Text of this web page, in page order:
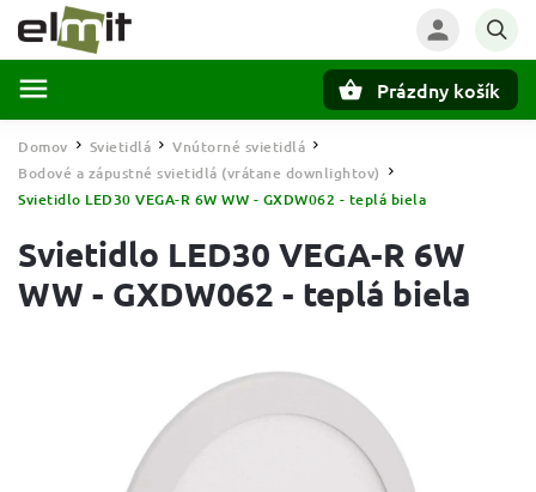
Prázdny košík
Domov / Svietidlá / Vnútorné svietidlá /
Bodové a zápustné svietidlá (vrátane downlightov) /
Svietidlo LED30 VEGA-R 6W WW - GXDW062 - teplá biela
Svietidlo LED30 VEGA-R 6W
WW - GXDW062 - teplá biela